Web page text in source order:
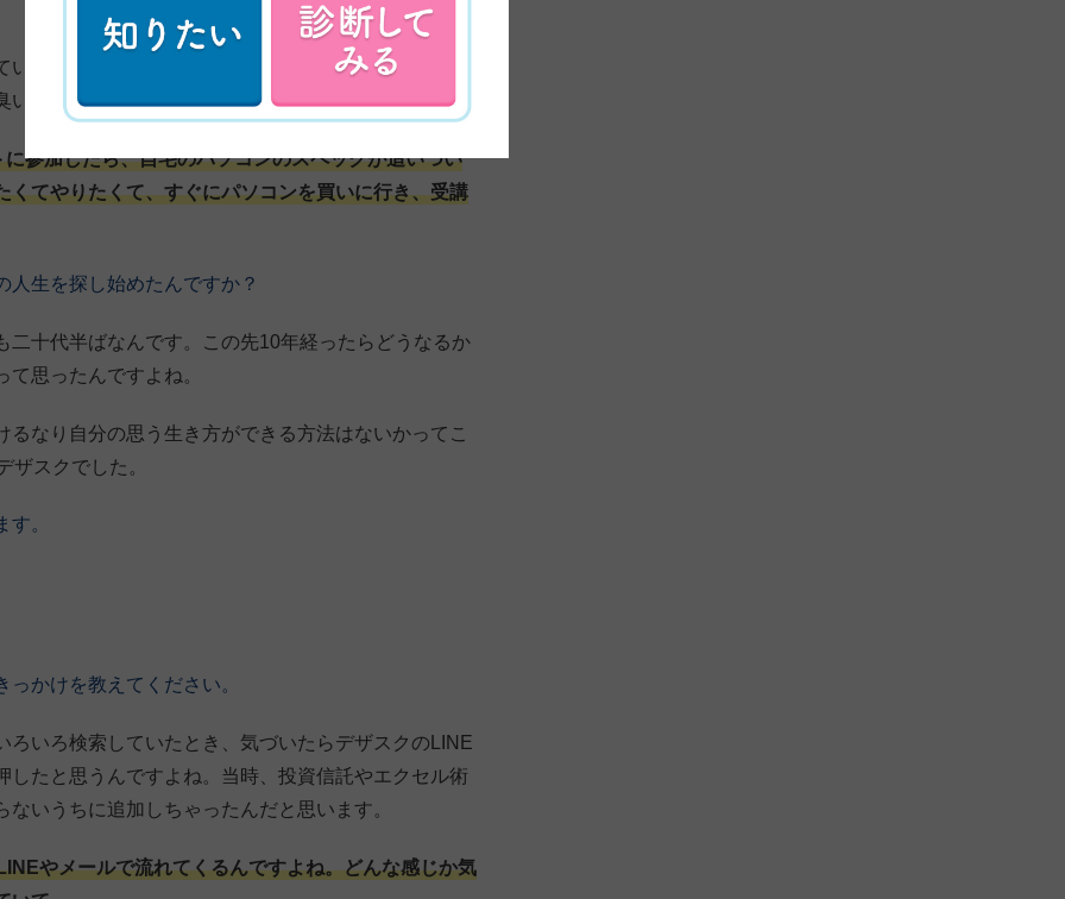
たときに、デザスクが出てきたんです。1回無料セ
いと思っていました（笑）。
参加したら、自宅のパソコンのスペックが追いつい
てやりたくて、すぐにパソコンを買いに行き、受講
人生を探し始めたんですか？
十代半ばなんです。この先10年経ったらどうなるか
思ったんですよね。
なり自分の思う生き方ができる方法はないかってこ
ザスクでした。
。
かけを教えてください。
いろ検索していたとき、気づいたらデザスクのLINE
たと思うんですよね。当時、投資信託やエクセル術
いうちに追加しちゃったんだと思います。
やメールで流れてくるんですよね。どんな感じか気